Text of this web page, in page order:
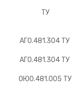
ТУ
АГ0.481.304 ТУ
АГ0.481.304 ТУ
ОЮ0.481.005 ТУ